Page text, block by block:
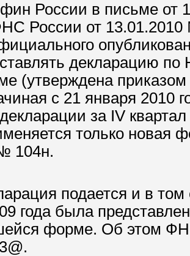
России в письме от
России от
декларацию
(утверждена
с 21 января 2010
за IV
только новая
104н.
подается и в
года была
форме. Об этом